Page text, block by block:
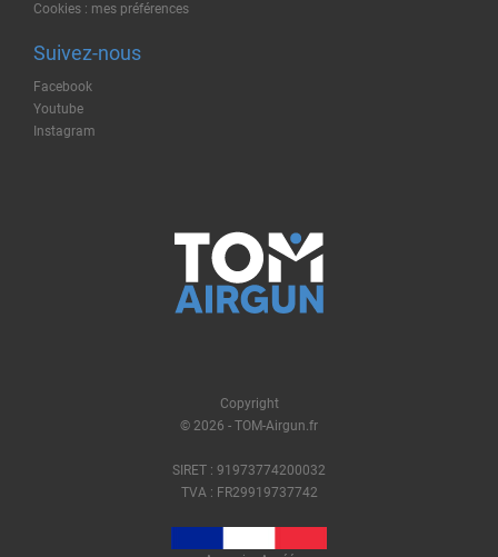
Cookies : mes préférences
Suivez-nous
Facebook
Youtube
Instagram
Copyright
© 2026 - TOM-Airgun.fr
SIRET : 91973774200032
TVA : FR29919737742